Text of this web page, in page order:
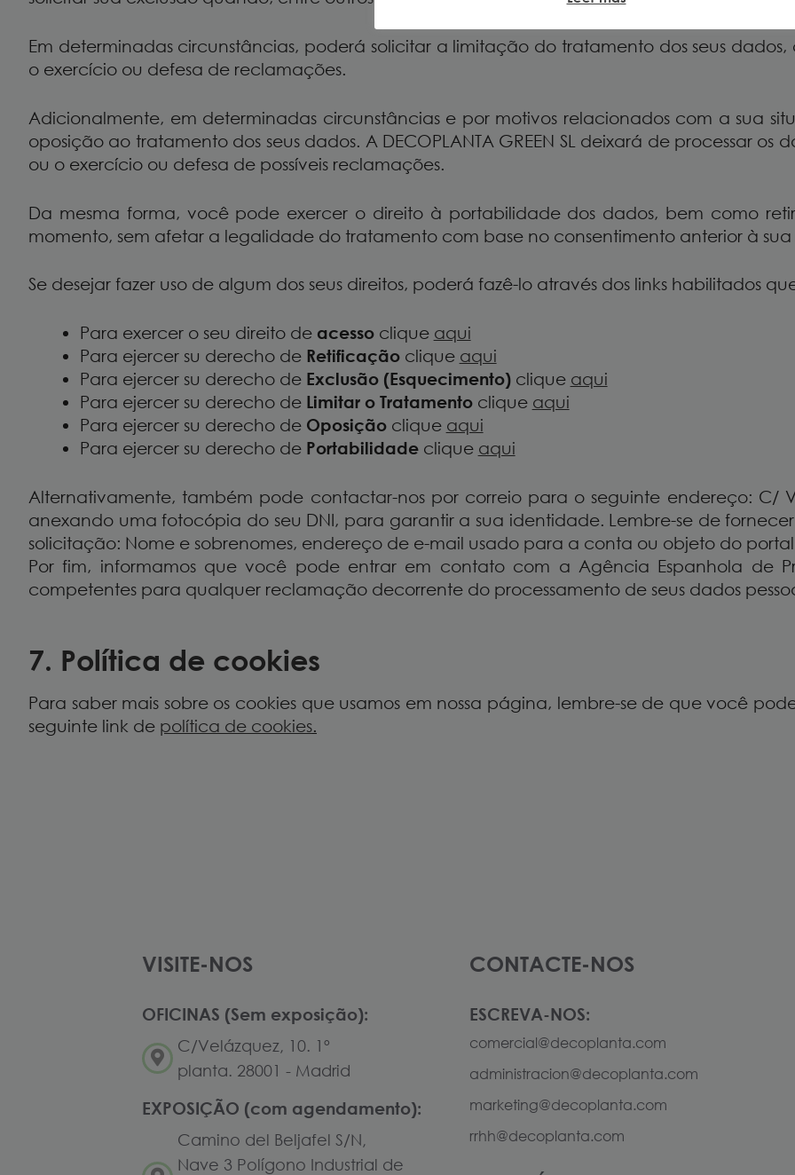
Em determinadas circunstâncias, poderá solicitar a limitação do tratamento dos seus
o exercício ou defesa de reclamações.
Adicionalmente, em determinadas circunstâncias e por motivos relacionados com a sua
oposição ao tratamento dos seus dados. A DECOPLANTA GREEN SL deixará de processar os
ou o exercício ou defesa de possíveis reclamações.
Da mesma forma, você pode exercer o direito à portabilidade dos dados, bem como
momento, sem afetar a legalidade do tratamento com base no consentimento anterior à sua
Se desejar fazer uso de algum dos seus direitos, poderá fazê-lo através dos links habilitados
Para exercer o seu direito de acessoclique aqui
Para ejercer su derecho de Retificaçãoclique aqui
Para ejercer su derecho de Exclusão (Esquecimento)clique aqui
Para ejercer su derecho de Limitar o Tratamentoclique aqui
Para ejercer su derecho de Oposiçãoclique aqui
Para ejercer su derecho de Portabilidadeclique aqui
Alternativamente, também pode contactar-nos por correio para o seguinte endereço: C/
anexando uma fotocópia do seu DNI, para garantir a sua identidade. Lembre-se de
solicitação: Nome e sobrenomes, endereço de e-mail usado para a conta ou objeto do
Por fim, informamos que você pode entrar em contato com a Agência Espanhola de
competentes para qualquer reclamação decorrente do processamento de seus dados
7. Política de cookies
Para saber mais sobre os cookies que usamos em nossa página, lembre-se de que você
seguinte link de política de cookies.
VISITE-NOS
OFICINAS (Sem exposição):
C/Velázquez, 10. 1º
planta. 28001 - Madrid
EXPOSIÇÃO (com agendamento):
Camino del Beljafel S/N,
Nave 3 Polígono Industrial de
CONTACTE-NOS
ESCREVA-NOS:
comercial@decoplanta.com
administracion@decoplanta.com
marketing@decoplanta.com
rrhh@decoplanta.com